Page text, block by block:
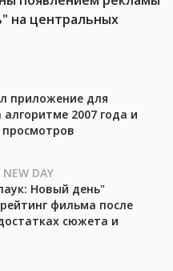
на центральных
приложение для
2007 года и
DAY
Новый день"
фильма после
сюжета и